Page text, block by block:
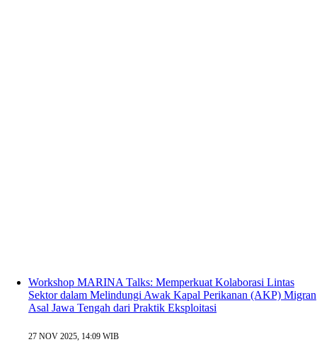
Workshop MARINA Talks: Memperkuat Kolaborasi Lintas
Sektor dalam Melindungi Awak Kapal Perikanan (AKP) Migran
Asal Jawa Tengah dari Praktik Eksploitasi
27 NOV 2025, 14:09 WIB